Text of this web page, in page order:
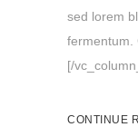
sed lorem
fermentum.
[/
CONTINUE